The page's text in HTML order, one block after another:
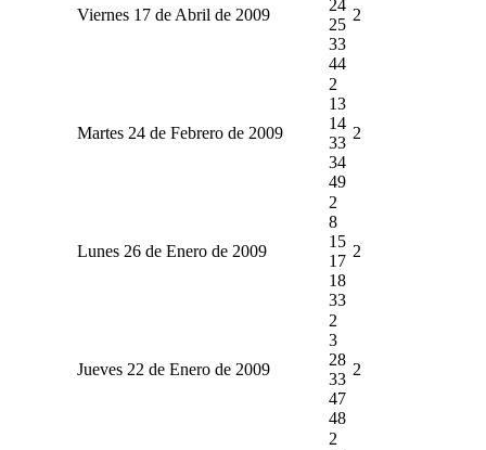
Viernes 17 de Abril de 2009
24
25
33
44
2
Martes 24 de Febrero de 2009
2
13
14
33
34
49
2
Lunes 26 de Enero de 2009
2
8
15
17
18
33
2
Jueves 22 de Enero de 2009
2
3
28
33
47
48
2
2